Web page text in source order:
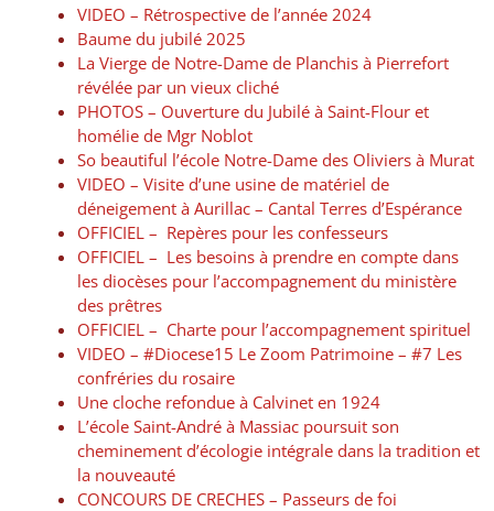
VIDEO – Rétrospective de l’année 2024
Baume du jubilé 2025
La Vierge de Notre-Dame de Planchis à Pierrefort
révélée par un vieux cliché
PHOTOS – Ouverture du Jubilé à Saint-Flour et
homélie de Mgr Noblot
So beautiful l’école Notre-Dame des Oliviers à Murat
VIDEO – Visite d’une usine de matériel de
déneigement à Aurillac – Cantal Terres d’Espérance
OFFICIEL – Repères pour les confesseurs
OFFICIEL – Les besoins à prendre en compte dans
les diocèses pour l’accompagnement du ministère
des prêtres
OFFICIEL – Charte pour l’accompagnement spirituel
VIDEO – #Diocese15​​ Le Zoom Patrimoine – #7 Les
confréries du rosaire
Une cloche refondue à Calvinet en 1924
L’école Saint-André à Massiac poursuit son
cheminement d’écologie intégrale dans la tradition et
la nouveauté
CONCOURS DE CRECHES – Passeurs de foi